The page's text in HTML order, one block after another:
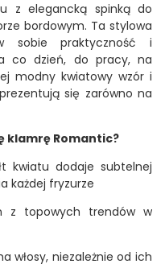
z elegancką spinką do
bordowym. Ta stylowa
praktyczność i
co dzień, do pracy, na
modny kwiatowy wzór i
się zarówno na
klamrę Romantic?
kwiatu dodaje subtelnej
każdej fryzurze
z topowych trendów w
włosy, niezależnie od ich